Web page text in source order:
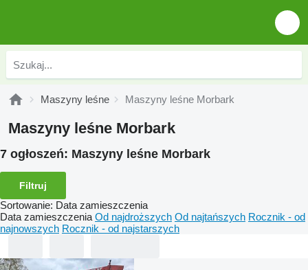
Maszyny leśne Maszyny leśne Morbark
Maszyny leśne Morbark
7 ogłoszeń: Maszyny leśne Morbark
Filtruj
Sortowanie: Data zamieszczenia
Data zamieszczenia Od najdroższych Od najtańszych Rocznik - od
najnowszych Rocznik - od najstarszych